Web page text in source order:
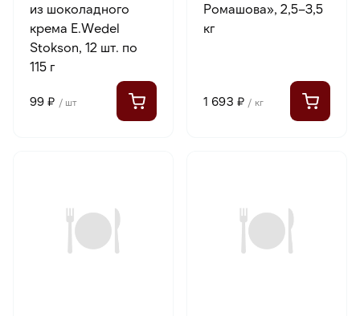
из шоколадного
крема E.Wedel
Stokson, 12 шт. по
115 г
99 ₽ / шт
Ромашова», 2,5–3,5
кг
1 693 ₽ / кг